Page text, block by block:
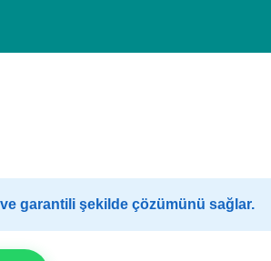
garantili şekilde çözümünü sağlar.